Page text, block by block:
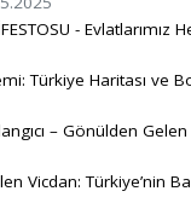
- Evlatlarımız
Türkiye Haritası ve
– Gönülden Gelen
Vicdan: Türkiye’nin